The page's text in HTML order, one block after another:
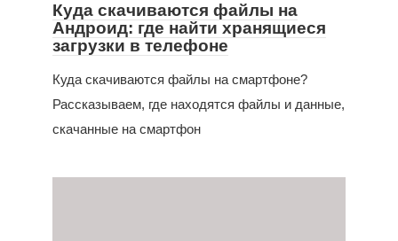
Куда скачиваются файлы на
Андроид: где найти хранящиеся
загрузки в телефоне
Куда скачиваются файлы на смартфоне?
Рассказываем, где находятся файлы и данные,
скачанные на смартфон